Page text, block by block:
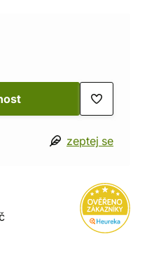
zeptej se